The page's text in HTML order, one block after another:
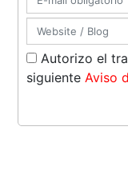
Autorizo el
siguienteAviso